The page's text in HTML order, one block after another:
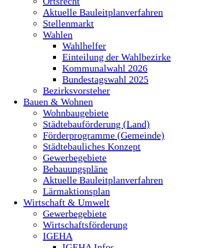
Aktuelle Bauleitplanverfahren
Stellenmarkt
Wahlen
Wahlhelfer
Einteilung der Wahlbezirke
Kommunalwahl 2026
Bundestagswahl 2025
Bezirksvorsteher
Bauen & Wohnen
Wohnbaugebiete
Städtebauförderung (Land)
Förderprogramme (Gemeinde)
Städtebauliches Konzept
Gewerbegebiete
Bebauungspläne
Aktuelle Bauleitplanverfahren
Lärmaktionsplan
Wirtschaft & Umwelt
Gewerbegebiete
Wirtschaftsförderung
IGEHA